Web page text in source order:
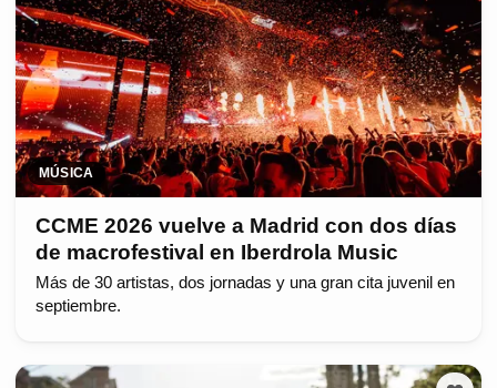
MÚSICA
CCME 2026 vuelve a Madrid con dos días
de macrofestival en Iberdrola Music
Más de 30 artistas, dos jornadas y una gran cita juvenil en
septiembre.